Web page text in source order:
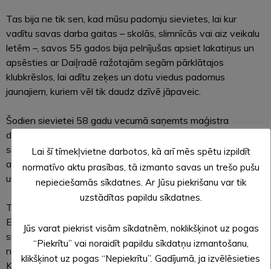
Tas bija ne tik sen, kad mūsu padomju sievietes, lai kur
vadītu savas darba gaitas – skolās, slimnīcās vai aiz veikalu
letēm –, savos 55 gados bija pelnījušas apsiet lakatiņus un
apsēsties ar Daiļradē ražotajām segām pārklātajos
klubkrēslos, lai adītu zeķes un dotu viedus padomus
jaunajiem, kuriem vēl tik daudz dzīvē jāpaveic.
Šodien sievietei 58 gadu vecumā saņemts maģistra
diploms biznesa vadībā. Nav laika apstāties, saka mūsdienu
sieviete un iekāpj savā BMW markas automašīnā,
aiztraucot pilsētas rosīgajās ielās, lai palielinātu apgrozījumu
un sasniegtu uzstādītos augstos mērķus.
Tikai 50 gadi šķir šos notikumus. Tas ir daudz vai maz?
Esam šķērsojuši gadsimtu robežas, nosvinējuši valsts
simtgadi, un daudzas sievietes, kārtējo dzīves desmitgadi
nosvinot, atskatās uz noieto ceļu un jautā: kas tālāk?
Kas tālāk, ja tev ir 30, 40, 50 un vairāk? Vai ir kas tālāk? Ir!
Lai šī tīmekļvietne darbotos, kā arī mēs spētu izpildīt
normatīvo aktu prasības, tā izmanto savas un trešo pušu
nepieciešamās sīkdatnes. Ar Jūsu piekrišanu var tik
uzstādītas papildu sīkdatnes.
Jūs varat piekrist visām sīkdatnēm, noklikšķinot uz pogas
“Piekrītu” vai noraidīt papildu sīkdatņu izmantošanu,
klikšķinot uz pogas “Nepiekrītu”. Gadījumā, ja izvēlēsieties